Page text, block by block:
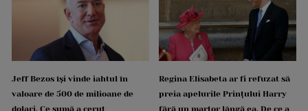
Jeff Bezos își vinde iahtul în
valoare de 500 de milioane de
dolari. Ce sumă a cerut
Regina Elisabeta ar fi refuzat să
preia apelurile Prințului Harry
fără un martor lângă ea. De ce a